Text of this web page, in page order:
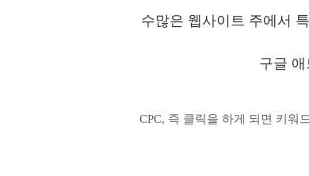
수많은 웹사이트 주에서
구글
CPC, 즉 클릭을 하게 되면 키워